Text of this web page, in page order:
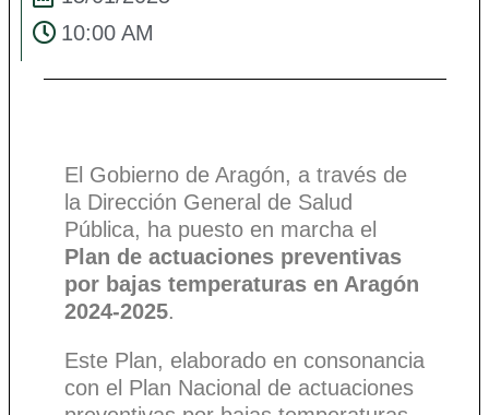
10:00 AM
El Gobierno de Aragón, a través de
la Dirección General de Salud
Pública, ha puesto en marcha el
Plan de actuaciones preventivas
por bajas temperaturas en Aragón
2024-2025.
Este Plan, elaborado en consonancia
con el Plan Nacional de actuaciones